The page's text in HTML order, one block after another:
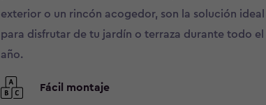
exterior o un rincón acogedor, son la solución ideal
para disfrutar de tu jardín o terraza durante todo el
año.
Fácil montaje